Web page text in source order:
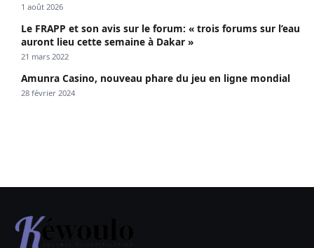
1 août 2026
Le FRAPP et son avis sur le forum: « trois forums sur l’eau
auront lieu cette semaine à Dakar »
21 mars 2022
Amunra Casino, nouveau phare du jeu en ligne mondial
28 février 2024